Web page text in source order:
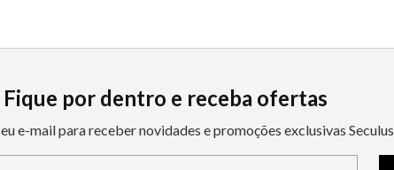
Fique por dentro e receba ofertas
e-mail para receber novidades e promoções exclusivas Seculus